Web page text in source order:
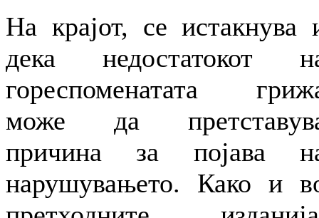
На крајот, се истакнува
дека недостатокот
гореспоменатата
може да
причина за појава
нарушувањето. Како и